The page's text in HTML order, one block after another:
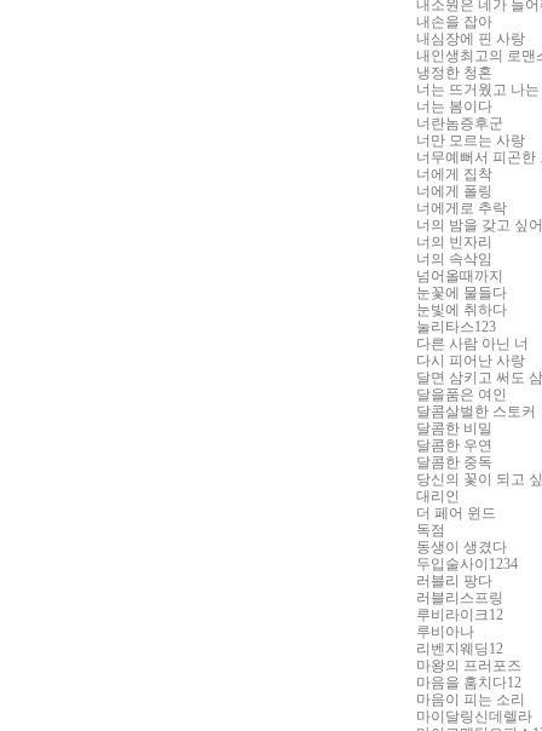
내소원은 네가 들어
내손을 잡아
내심장에 핀 사랑
내인생최고의 로맨
냉정한 청혼
너는 뜨거웠고 나는
너는 봄이다
너란놈증후군
너만 모르는 사랑
너무예뻐서 피곤한
너에게 집착
너에게 폴링
너에게로 추락
너의 밤을 갖고 싶어
너의 빈자리
너의 속삭임
넘어올때까지
눈꽃에 물들다
눈빛에 취하다
눌리타스123
다른 사람 아닌 너
다시 피어난 사랑
달면 삼키고 써도
달을품은 여인
달콤살벌한 스토커
달콤한 비밀
달콤한 우연
달콤한 중독
당신의 꽃이 되고
대리인
더 페어 윈드
독점
동생이 생겼다
두입술사이 1234
러블리 팡다
러블리스프링
루비라이크12
루비아나
리벤지웨딩 12
마왕의 프러포즈
마음을 훔치다12
마음이 피는 소리
마이달링신데렐라